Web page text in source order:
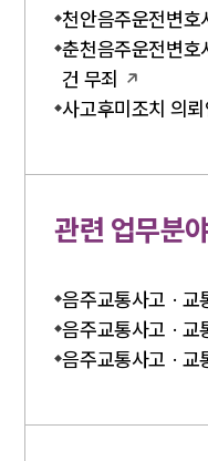
천안음주운전변호
춘천음주운전변호
건 무죄
사고후미조치 의
관련 업무분
음주교통사고 · 교
음주교통사고 · 교
음주교통사고 · 교